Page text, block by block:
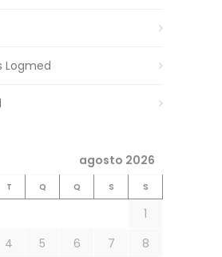
Logmed
agosto 2026
T Q Q S S
1
4 5 6 7
8